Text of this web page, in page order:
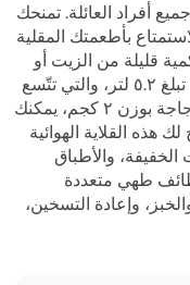
أفراد العائلة. تمنحك
بأطعمتك المقلية
قليلة من الزيت أو
من دون زيت. وبفضل السعة الكبيرة التي تبلغ ٥.٢ لتر، والتي تتّسع
لما يصل إلى ١.٤ كجم من البطاطس أو دجاجة بوزن ٢ كجم، يمكنك
هذه القلاية الهوائية
والأطباق
والوجبات الكاملة من خلال ٦ وظائف طهي متعددة
وإعادة التسخين،